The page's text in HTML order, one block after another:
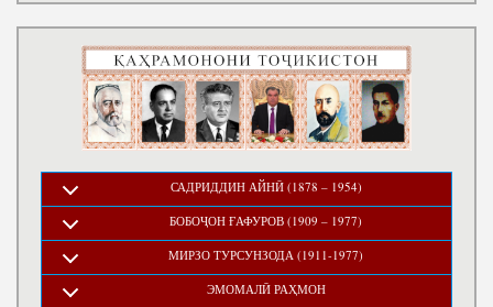
САДРИДДИН АЙНӢ (1878 – 1954)
БОБОҶОН ҒАФУРОВ (1909 – 1977)
МИРЗО ТУРСУНЗОДА (1911-1977)
ЭМОМАЛӢ РАҲМОН